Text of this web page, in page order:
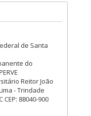
de Santa
do
Reitor João
- Trindade
88040-900